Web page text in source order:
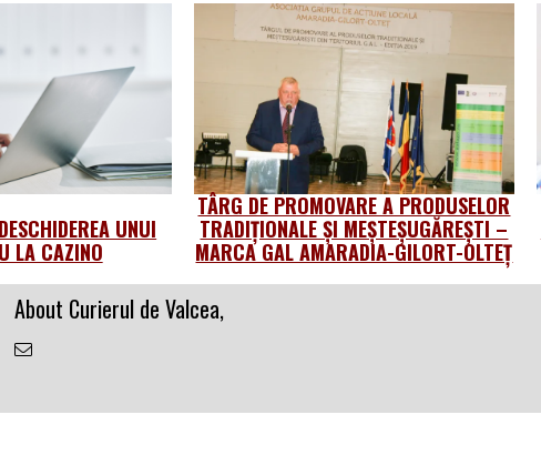
UNUI
LA CAZINO
TÂRG DE PROMOVARE A PRODUSELOR
TRADIȚIONALE ȘI MEȘTEȘUGĂREȘTI –
MARCA GAL AMARADIA-GILORT-OLTEȚ
About Curierul de Valcea,
Email